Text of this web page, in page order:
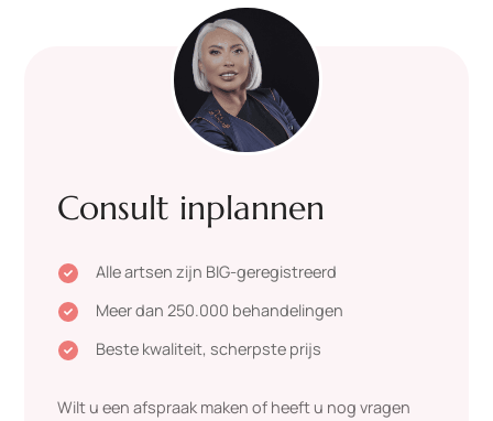
Consult inplannen
 Alle artsen zijn BIG-geregistreerd
 Meer dan 250.000 behandelingen
 Beste kwaliteit, scherpste prijs
Wilt u een afspraak maken of heeft u nog vragen